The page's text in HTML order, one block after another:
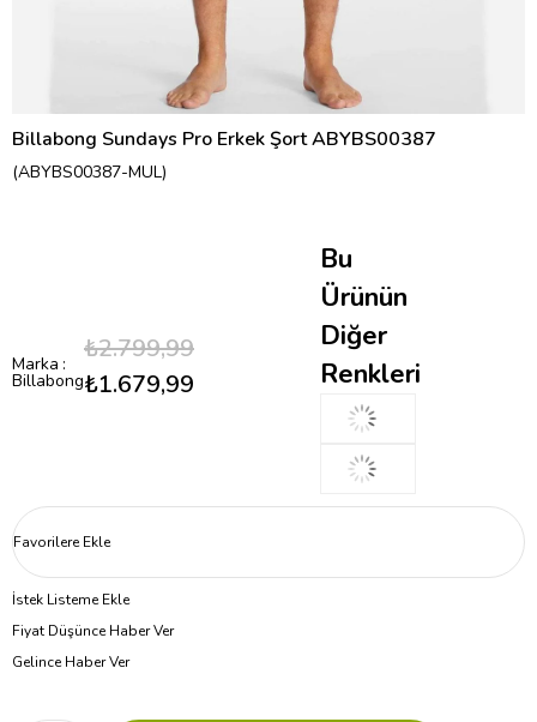
Billabong Sundays Pro Erkek Şort ABYBS00387
(ABYBS00387-MUL)
Marka :
Billabong
₺2.799,99
₺1.679,99
Bu
Ürünün
Diğer
Renkleri
Favorilere Ekle
İstek Listeme Ekle
Fiyat Düşünce Haber Ver
Gelince Haber Ver